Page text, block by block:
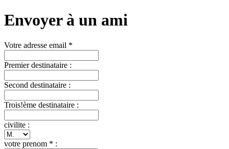
Envoyer à un ami
Votre adresse email *
Premier destinataire :
Second destinataire :
Trois!ème destinataire :
civilite :
votre prenom * :